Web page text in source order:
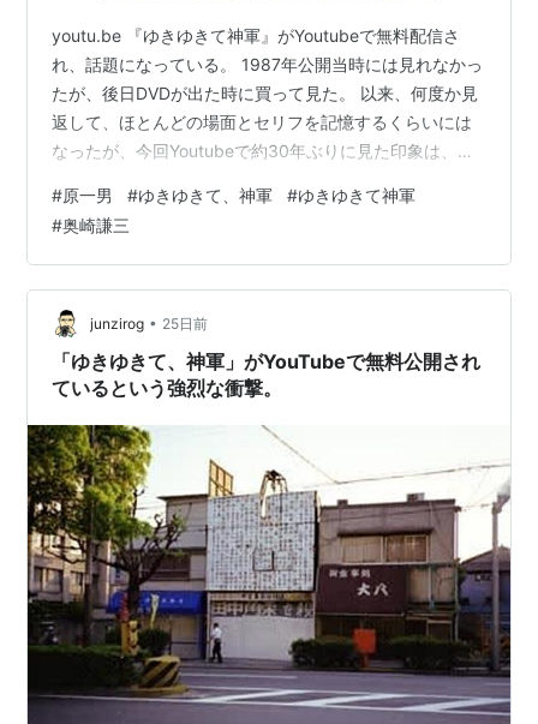
youtu.be 『ゆきゆきて神軍』がYoutubeで無料配信さ
れ、話題になっている。 1987年公開当時には見れなかっ
たが、後日DVDが出た時に買って見た。 以来、何度か見
返して、ほとんどの場面とセリフを記憶するくらいには
なったが、今回Youtubeで約30年ぶりに見た印象は、当
たほど違いはなかった。しかし、おそらく他の誰もが指
摘しない（指摘したくても書けない）と思われる感想が
いくつか浮かんだので、忘れないうちに書いておこうと
思う。 このドキュメント映画には、大きく言って二つの
見方がある。一つは奥崎謙三という特異なキャラクター
の「暴走ぶり」を…
#原一男 #ゆきゆきて、神軍 #ゆきゆきて神軍
#奥崎謙三
junzirog • 25日前
「ゆきゆきて、神軍」がYouTubeで無料公開され
ているという強烈な衝撃。